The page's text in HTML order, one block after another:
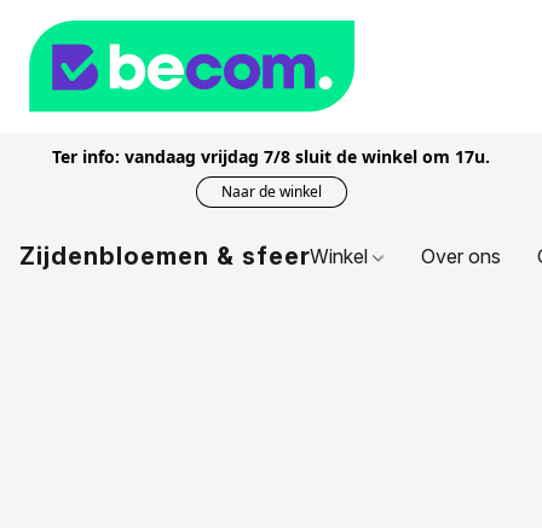
Ter info: vandaag vrijdag 7/8 sluit de winkel om 17u.
Naar de winkel
Zijdenbloemen & sfeerWinkel Over ons